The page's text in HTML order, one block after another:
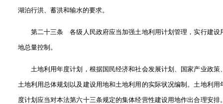
湖泊行洪、蓄洪和输水的要求。
第二十三条 各级人民政府应当加强土地利用计划管理，实行建设
地总量控制。
土地利用年度计划，根据国民经济和社会发展计划、国家产业政策
土地利用总体规划以及建设用地和土地利用的实际状况编制。土地利用
度计划应当对本法第六十三条规定的集体经营性建设用地作出合理安排